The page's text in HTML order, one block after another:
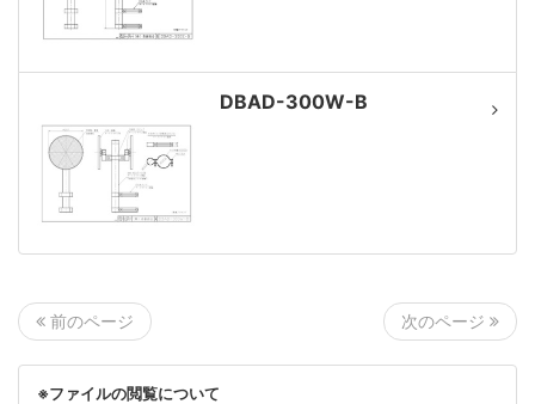
DBAD-300W-B
前のページ 次のページ
※ファイルの閲覧について